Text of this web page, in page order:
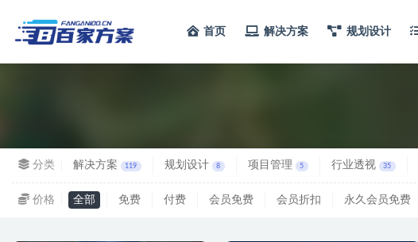
首页 解决方案 规划设计
分类 解决方案 119 规划设计 8 项目管理 5 行业透视 35
价格 全部 免费 付费 会员免费 会员折扣 永久会员免费